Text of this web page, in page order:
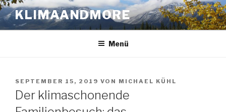
Zum
Inhalt
springen
KLIMAANDMORE
Menü
VERÖFFENTLICHT
AM
SEPTEMBER 15, 2019 VON MICHAEL KÜHL
Der klimaschonende